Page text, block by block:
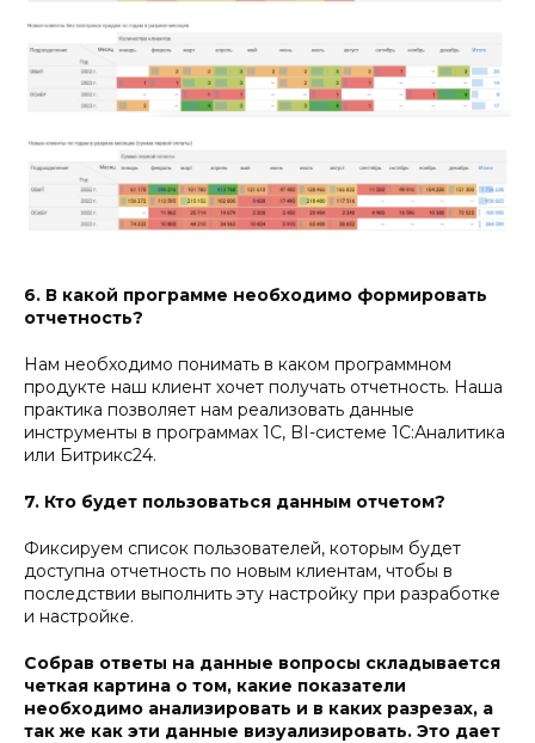
6. В какой программе необходимо формировать
отчетность?
Нам необходимо понимать в каком программном
продукте наш клиент хочет получать отчетность. Наша
практика позволяет нам реализовать данные
инструменты в программах 1С, BI-системе 1С:Аналитика
или Битрикс24.
7. Кто будет пользоваться данным отчетом?
Фиксируем список пользователей, которым будет
доступна отчетность по новым клиентам, чтобы в
последствии выполнить эту настройку при разработке
и настройке.
Собрав ответы на данные вопросы складывается
четкая картина о том, какие показатели
необходимо анализировать и в каких разрезах, а
так же как эти данные визуализировать. Это дает